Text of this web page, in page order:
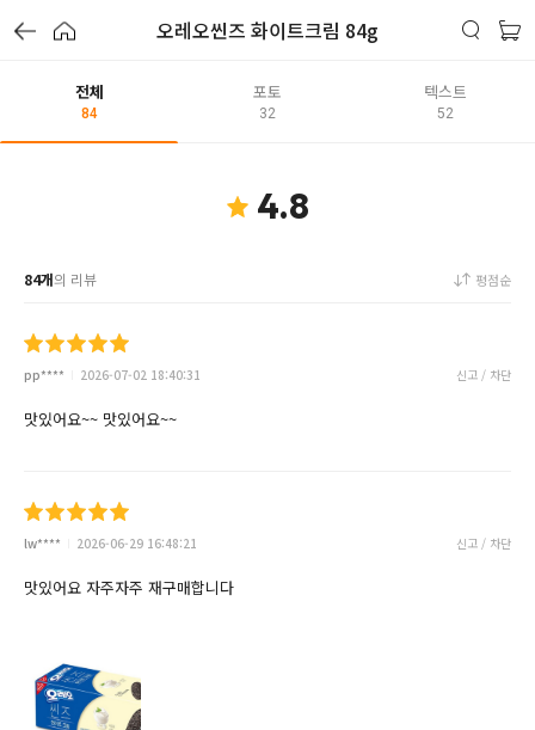
오레오씬즈 화이트크림 84g
전체
84
포토
32
텍스트
52
4.8
84개의 리뷰 평점순
pp**** 2026-07-02 18:40:31 신고 / 차단
맛있어요~~ 맛있어요~~
lw**** 2026-06-29 16:48:21 신고 / 차단
맛있어요 자주자주 재구매합니다